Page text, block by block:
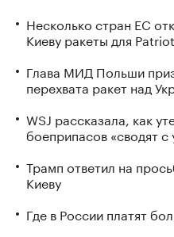
Несколько стран ЕС
Киеву ракеты для Patriot
Глава МИД Польши
перехвата ракет над
WSJ рассказала, как
боеприпасов «сводят с
Трамп ответил на
Киеву
Где в России платят